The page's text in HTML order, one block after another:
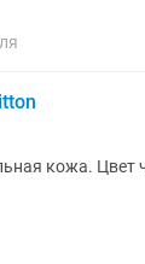
кожа. Цвет